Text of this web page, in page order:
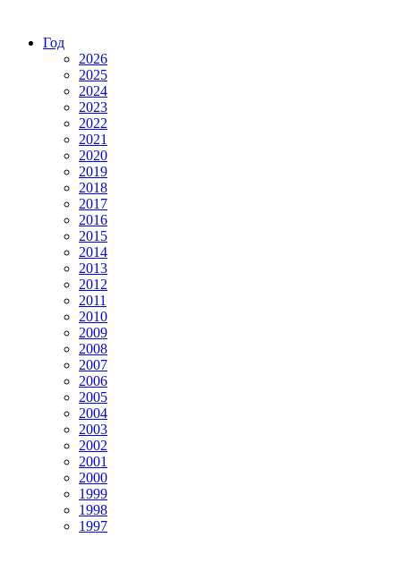
Год
2026
2025
2024
2023
2022
2021
2020
2019
2018
2017
2016
2015
2014
2013
2012
2011
2010
2009
2008
2007
2006
2005
2004
2003
2002
2001
2000
1999
1998
1997